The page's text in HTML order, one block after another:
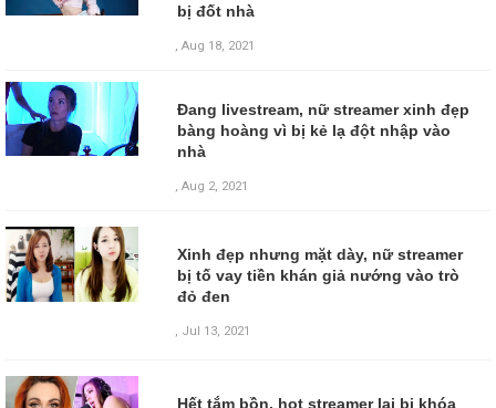
bị đốt nhà
, Aug 18, 2021
Đang livestream, nữ streamer xinh đẹp
bàng hoàng vì bị kẻ lạ đột nhập vào
nhà
, Aug 2, 2021
Xinh đẹp nhưng mặt dày, nữ streamer
bị tố vay tiền khán giả nướng vào trò
đỏ đen
, Jul 13, 2021
Hết tắm bồn, hot streamer lại bị khóa